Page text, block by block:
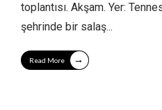
toplantısı. Akşam. Yer:
şehrinde bir salaş...
Read More →